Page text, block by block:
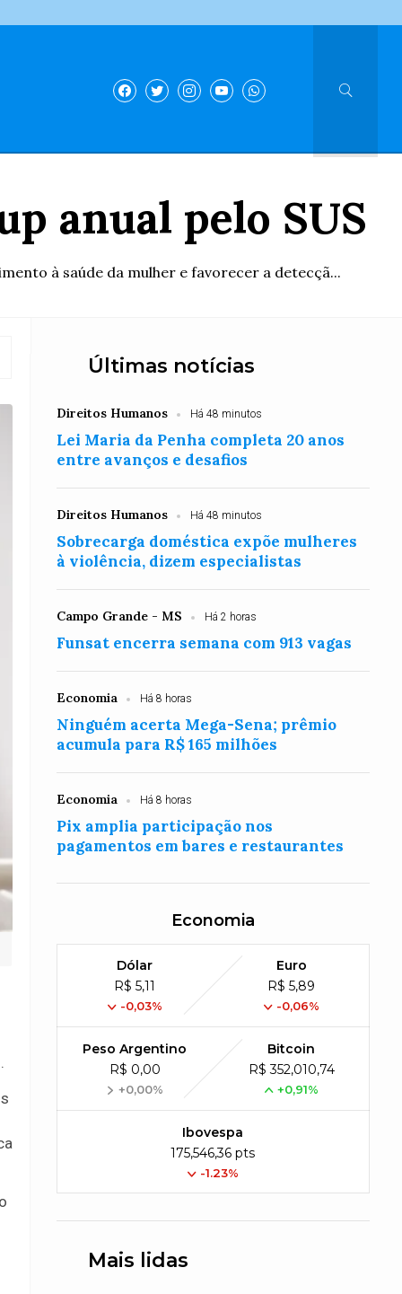
anual pelo SUS
à saúde da mulher e favorecer a detecçã...
Últimas notícias
Direitos Humanos Há 48 minutos
Lei Maria da Penha completa 20 anos
entre avanços e desafios
Direitos Humanos Há 48 minutos
Sobrecarga doméstica expõe mulheres
à violência, dizem especialistas
Campo Grande - MS Há 2 horas
Funsat encerra semana com 913 vagas
Economia Há 8 horas
Ninguém acerta Mega-Sena; prêmio
acumula para R$ 165 milhões
Economia Há 8 horas
Pix amplia participação nos
pagamentos em bares e restaurantes
Economia
Dólar
R$ 5,11
-0,03%
Euro
R$ 5,89
-0,06%
Peso Argentino
R$ 0,00
+0,00%
Bitcoin
R$ 352,010,74
+0,91%
Ibovespa
175,546,36 pts
-1.23%
Mais lidas